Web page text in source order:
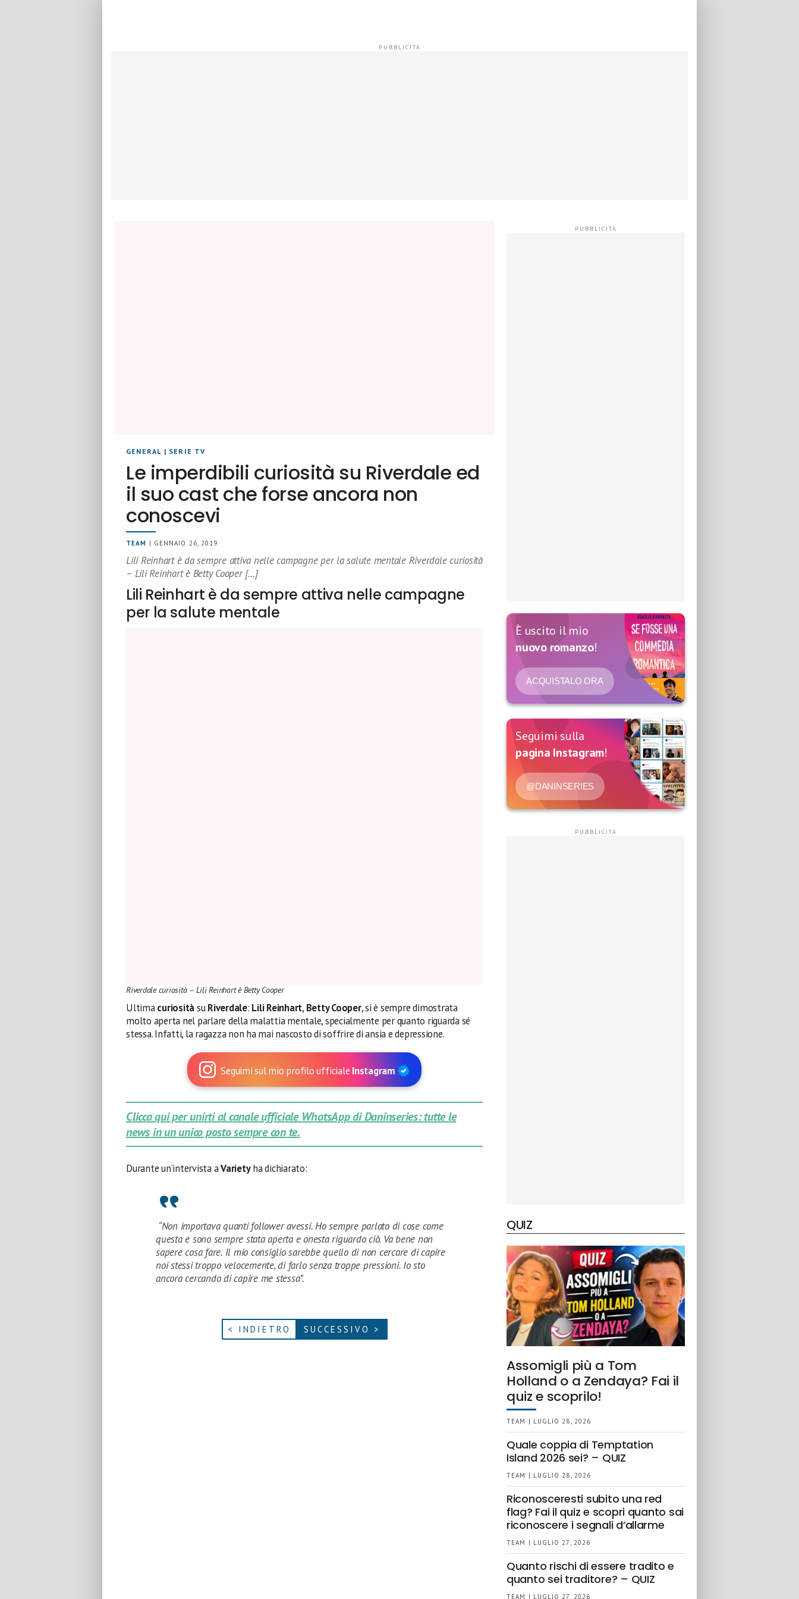
GENERAL | SERIE TV
Le imperdibili curiosità su Riverdale ed
il suo cast che forse ancora non
conoscevi
TEAM | GENNAIO 26, 2019
Lili Reinhart è da sempre attiva nelle campagne per la salute mentale Riverdale curiosità
– Lili Reinhart è Betty Cooper […]
Lili Reinhart è da sempre attiva nelle campagne
per la salute mentale
Riverdale curiosità – Lili Reinhart è Betty Cooper
UltimacuriositàsuRiverdale: Lili Reinhart, Betty Cooper, si è sempre dimostrata
molto aperta nel parlare della malattia mentale, specialmente per quanto riguarda sé
stessa. Infatti, la ragazza non ha mai nascosto di soffrire di ansia e depressione.
Seguimi sul mio profilo ufficiale Instagram
Clicca qui per unirti al canale ufficiale WhatsApp di Daninseries: tutte le
news in un unico posto sempre con te.
Durante un’intervista aVarietyha dichiarato:
“Non importava quanti follower avessi. Ho sempre parlato di cose come
questa e sono sempre stata aperta e onesta riguardo ciò. Va bene non
sapere cosa fare. Il mio consiglio sarebbe quello di non cercare di capire
noi stessi troppo velocemente, di farlo senza troppe pressioni. Io sto
ancora cercando di capire me stessa”.
< INDIETRO SUCCESSIVO >
È uscito il mio
nuovo romanzo!
ACQUISTALO ORA
Seguimi sulla
pagina Instagram!
@DANINSERIES
QUIZ
Assomigli più a Tom
Holland o a Zendaya? Fai il
quiz e scoprilo!
TEAM | LUGLIO 28, 2026
Quale coppia di Temptation
Island 2026 sei? – QUIZ
TEAM | LUGLIO 28, 2026
Riconosceresti subito una red
flag? Fai il quiz e scopri quanto sai
riconoscere i segnali d’allarme
TEAM | LUGLIO 27, 2026
Quanto rischi di essere tradito e
quanto sei traditore? – QUIZ
TEAM | LUGLIO 27, 2026